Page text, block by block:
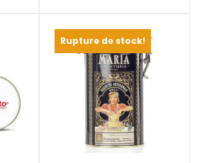
Rupture de stock!